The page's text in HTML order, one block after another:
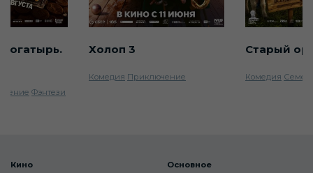
Холоп 3
Комедия Приключение
Старый
Комедия
Фэнтези
Кино Основное